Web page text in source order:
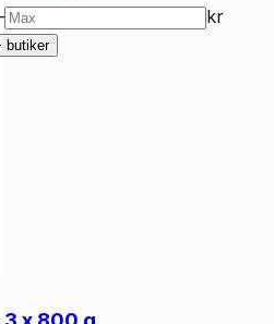
kr
butiker